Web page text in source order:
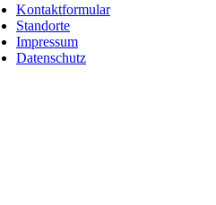
Kontaktformular
Standorte
Impressum
Datenschutz